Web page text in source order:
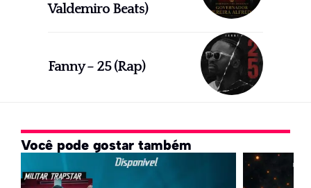
Valdemiro Beats)
Fanny – 25 (Rap)
Você pode gostar também